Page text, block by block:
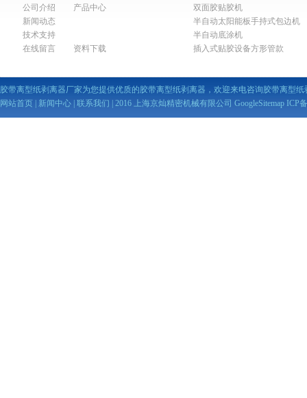
公司介绍
产品中心
新闻动态
技术支持
在线留言
资料下载
双面胶贴胶机
半自动太阳能板手持式包边机
半自动底涂机
插入式贴胶设备方形管款
胶带离型纸剥离器厂家为您提供优质的胶带离型纸剥离器，欢迎来电咨询胶带离型纸
网站首页
新闻中心 联系我们 | 2016 上海京灿精密机械有限公司 GoogleSitemap ICP